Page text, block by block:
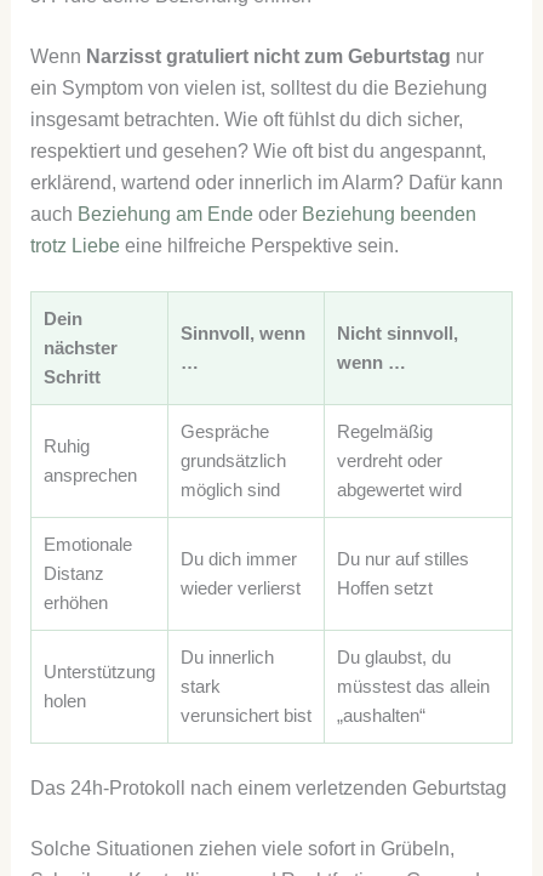
Wenn Narzisst gratuliert nicht zum Geburtstag nur
ein Symptom von vielen ist, solltest du die Beziehung
insgesamt betrachten. Wie oft fühlst du dich sicher,
respektiert und gesehen? Wie oft bist du angespannt,
erklärend, wartend oder innerlich im Alarm? Dafür kann
auch Beziehung am Endeoder Beziehung beenden
trotz Liebeeine hilfreiche Perspektive sein.
Dein
nächster
Schritt
Sinnvoll, wenn
…
Nicht sinnvoll,
wenn …
Ruhig
ansprechen
Gespräche
grundsätzlich
möglich sind
Regelmäßig
verdreht oder
abgewertet wird
Emotionale
Distanz
erhöhen
Du dich immer
wieder verlierst
Du nur auf stilles
Hoffen setzt
Unterstützung
holen
Du innerlich
stark
verunsichert bist
Du glaubst, du
müsstest das allein
„aushalten“
Das 24h-Protokoll nach einem verletzenden Geburtstag
Solche Situationen ziehen viele sofort in Grübeln,